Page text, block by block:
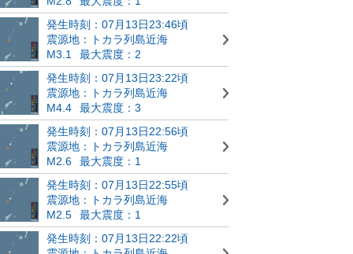
発生時刻：07月13日23:46頃
震源地：トカラ列島近海
M3.1
最大震度：2
発生時刻：07月13日23:22頃
震源地：トカラ列島近海
M4.4
最大震度：3
発生時刻：07月13日22:56頃
震源地：トカラ列島近海
M2.6
最大震度：1
発生時刻：07月13日22:55頃
震源地：トカラ列島近海
M2.5
最大震度：1
発生時刻：07月13日22:22頃